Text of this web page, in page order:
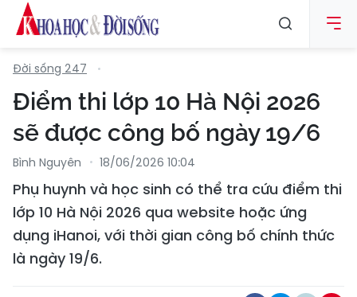
Đời sống 247
Điểm thi lớp 10 Hà Nội 2026
sẽ được công bố ngày 19/6
Bình Nguyên 18/06/2026 10:04
Phụ huynh và học sinh có thể tra cứu điểm thi
lớp 10 Hà Nội 2026 qua website hoặc ứng
dụng iHanoi, với thời gian công bố chính thức
là ngày 19/6.